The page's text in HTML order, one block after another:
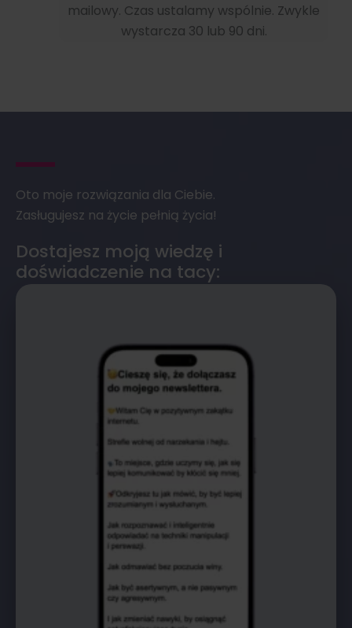
mailowy. Czas ustalamy wspólnie. Zwykle
wystarcza 30 lub 90 dni.
Oto moje rozwiązania dla Ciebie.
Zasługujesz na życie pełnią życia!
Dostajesz moją wiedzę i
doświadczenie na tacy: